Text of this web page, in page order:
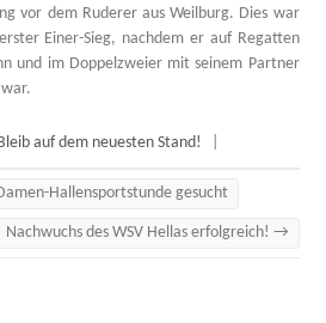
vor dem Ruderer aus Weilburg. Dies war
Einer-Sieg, nachdem er auf Regatten
und im Doppelzweier mit seinem Partner
auf dem neuesten Stand!
Hallensportstunde gesucht
Nachwuchs des WSV Hellas erfolgreich! →